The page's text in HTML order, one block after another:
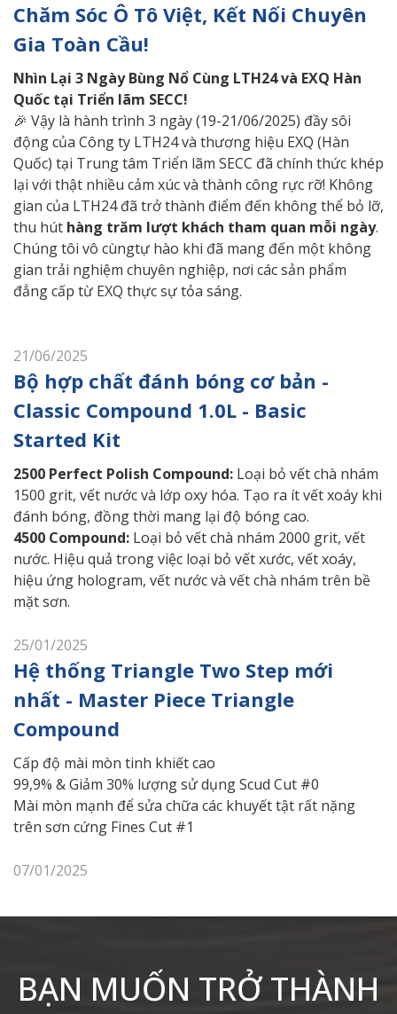
Chăm Sóc Ô Tô Việt, Kết Nối Chuyên
Gia Toàn Cầu!
Nhìn Lại 3 Ngày Bùng Nổ Cùng LTH24 và EXQ Hàn
Quốc tại Triển lãm SECC!
🎉 Vậy là hành trình 3 ngày (19-21/06/2025) đầy sôi
động của Công ty LTH24 và thương hiệu EXQ (Hàn
Quốc) tại Trung tâm Triển lãm SECC đã chính thức khép
lại với thật nhiều cảm xúc và thành công rực rỡ! Không
gian của LTH24 đã trở thành điểm đến không thể bỏ lỡ,
thu hút hàng trăm lượt khách tham quan mỗi ngày.
Chúng tôi vô cùngtự hào khi đã mang đến một không
gian trải nghiệm chuyên nghiệp, nơi các sản phẩm
đẳng cấp từ EXQ thực sự tỏa sáng.
21/06/2025
Bộ hợp chất đánh bóng cơ bản -
Classic Compound 1.0L - Basic
Started Kit
2500 Perfect Polish Compound: Loại bỏ vết chà nhám
1500 grit, vết nước và lớp oxy hóa. Tạo ra ít vết xoáy khi
đánh bóng, đồng thời mang lại độ bóng cao.
4500 Compound: Loại bỏ vết chà nhám 2000 grit, vết
nước. Hiệu quả trong việc loại bỏ vết xước, vết xoáy,
hiệu ứng hologram, vết nước và vết chà nhám trên bề
mặt sơn.
25/01/2025
Hệ thống Triangle Two Step mới
nhất - Master Piece Triangle
Compound
Cấp độ mài mòn tinh khiết cao
99,9% & Giảm 30% lượng sử dụng Scud Cut #0
Mài mòn mạnh để sửa chữa các khuyết tật rất nặng
trên sơn cứng Fines Cut #1
07/01/2025
BẠN MUỐN TRỞ THÀNH